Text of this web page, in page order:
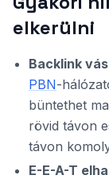
elkerülni
Backlink
PBN-
büntethet
rövid távon
távon
E-E-A-T